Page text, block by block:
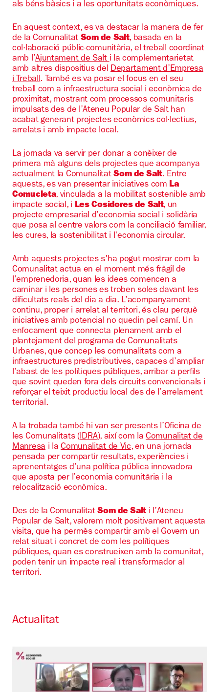
als béns bàsics i a les oportunitats econòmiques.
En aquest context, es va destacar la manera de fer
de la Comunalitat Som de Salt, basada en la
col·laboració públic-comunitària, el treball coordinat
amb l’Ajuntament de Salti la complementarietat
amb altres dispositius del Departament d’Empresa
i Treball. També es va posar el focus en el seu
treball com a infraestructura social i econòmica de
proximitat, mostrant com processos comunitaris
impulsats des de l’Ateneu Popular de Salt han
acabat generant projectes econòmics col·lectius,
arrelats i amb impacte local.
La jornada va servir per donar a conèixer de
primera mà alguns dels projectes que acompanya
actualment la ComunalitatSom de Salt. Entre
aquests, es van presentar iniciatives com La
Comucleta, vinculada a la mobilitat sostenible amb
impacte social, i Les Cosidores de Salt, un
projecte empresarial d’economia social i solidària
que posa al centre valors com la conciliació familiar,
les cures, la sostenibilitat i l'economia circular.
Amb aquests projectes s'ha pogut mostrar com la
Comunalitat actua en el moment més fràgil de
l’emprenedoria, quan les idees comencen a
caminar i les persones es troben soles davant les
dificultats reals del dia a dia. L’acompanyament
continu, proper i arrelat al territori, és clau perquè
iniciatives amb potencial no quedin pel camí. Un
enfocament que connecta plenament amb el
plantejament del programa de Comunalitats
Urbanes, que concep les comunalitats com a
infraestructures predistributives, capaces d’ampliar
l’abast de les polítiques públiques, arribar a perfils
que sovint queden fora dels circuits convencionals i
reforçar el teixit productiu local des de l’arrelament
territorial.
A la trobada també hi van ser presents l’Oficina de
les Comunalitats (IDRA), així com la Comunalitat de
Manresai laComunalitat de Vic, en una jornada
pensada per compartir resultats, experiències i
aprenentatges d’una política pública innovadora
que aposta per l’economia comunitària i la
relocalització econòmica.
Des de la ComunalitatSom de Salt i l’Ateneu
Popular de Salt, valorem molt positivament aquesta
visita, que ha permès compartir amb el Govern un
relat situat i concret de com les polítiques
públiques, quan es construeixen amb la comunitat,
poden tenir un impacte real i transformador al
territori.
Actualitat